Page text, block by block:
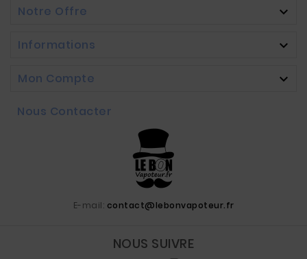
Notre Offre 
Informations 
Mon Compte 
Nous Contacter
E-mail: contact@lebonvapoteur.fr
NOUS SUIVRE